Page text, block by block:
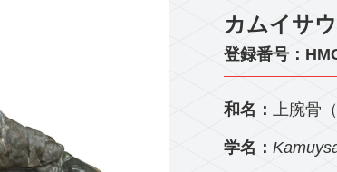
カムイサ
登録番号：
和名： 上腕骨
学名：